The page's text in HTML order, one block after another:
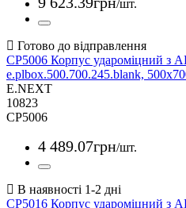
/шт.
CP5006 Корпус удароміцний з
e.plbox.500.700.245.blank,
E.NEXT
10823
CP5006
4 489.07грн/шт.
CP5016 Корпус удароміцний з